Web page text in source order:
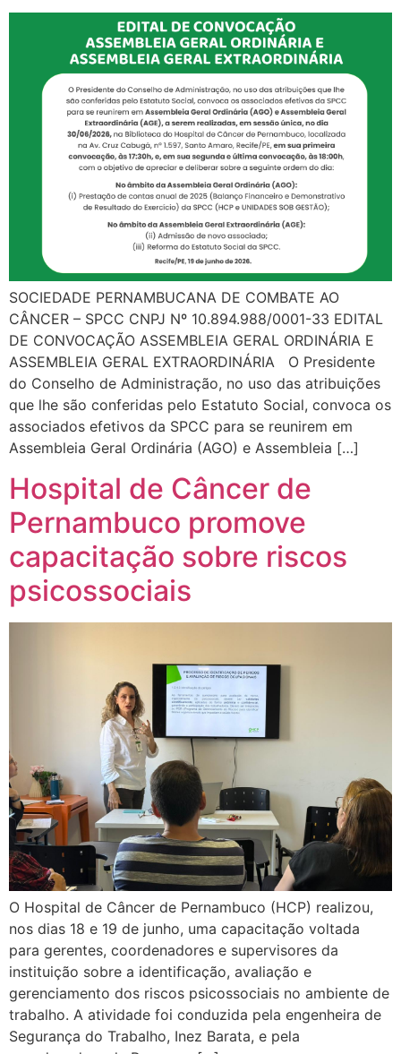
SOCIEDADE PERNAMBUCANA DE COMBATE AO
CÂNCER – SPCC CNPJ Nº 10.894.988/0001-33 EDITAL
DE CONVOCAÇÃO ASSEMBLEIA GERAL ORDINÁRIA E
ASSEMBLEIA GERAL EXTRAORDINÁRIA O Presidente
do Conselho de Administração, no uso das atribuições
que lhe são conferidas pelo Estatuto Social, convoca os
associados efetivos da SPCC para se reunirem em
Assembleia Geral Ordinária (AGO) e Assembleia […]
Hospital de Câncer de
Pernambuco promove
capacitação sobre riscos
psicossociais
O Hospital de Câncer de Pernambuco (HCP) realizou,
nos dias 18 e 19 de junho, uma capacitação voltada
para gerentes, coordenadores e supervisores da
instituição sobre a identificação, avaliação e
gerenciamento dos riscos psicossociais no ambiente de
trabalho. A atividade foi conduzida pela engenheira de
Segurança do Trabalho, Inez Barata, e pela